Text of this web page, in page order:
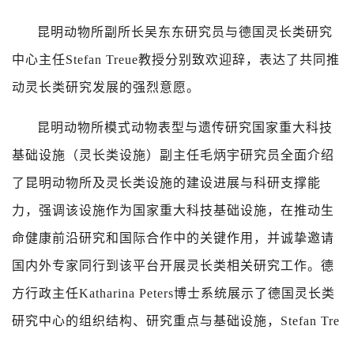
昆明动物所副所长吴东东研究员与德国灵长类研究
中心主任Stefan Treue教授分别致欢迎辞，表达了共同推
动灵长类研究发展的强烈意愿。
昆明动物所模式动物表型与遗传研究国家重大科技
基础设施（灵长类设施）副主任毛炳宇研究员全面介绍
了昆明动物所及灵长类设施的建设进展与科研支撑能
力，强调该设施作为国家重大科技基础设施，在推动生
命健康前沿研究和国际合作中的关键作用，并诚挚邀请
国内外专家同行到该平台开展灵长类相关研究工作。德
方行政主任Katharina Peters博士系统展示了德国灵长类
研究中心的组织结构、研究重点与基础设施， Stefan Tre